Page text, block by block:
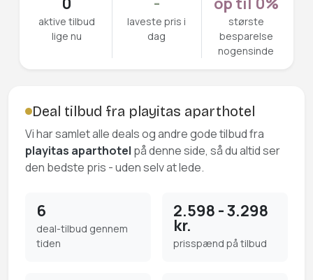
aktive tilbud
lige nu
laveste pris i
dag
største
besparelse
nogensinde
Deal tilbud fra playitas aparthotel
Vi har samlet alle deals og andre gode tilbud fra
playitas aparthotel på denne side, så du altid ser
den bedste pris - uden selv at lede.
6
deal-tilbud gennem
tiden
2.598 - 3.298
kr.
prisspænd på tilbud